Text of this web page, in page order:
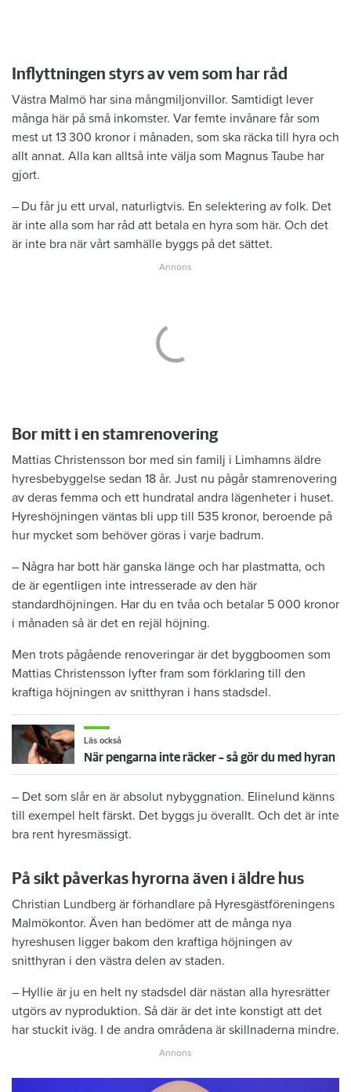
Inflyttningen styrs av vem som har råd
Västra Malmö har sina mångmiljonvillor. Samtidigt lever
många här på små inkomster. Var femte invånare får som
mest ut 13 300 kronor i månaden, som ska räcka till hyra och
allt annat. Alla kan alltså inte välja som Magnus Taube har
gjort.
– Du får ju ett urval, naturligtvis. En selektering av folk. Det
är inte alla som har råd att betala en hyra som här. Och det
är inte bra när vårt samhälle byggs på det sättet.
Bor mitt i en stamrenovering
Mattias Christensson bor med sin familj i Limhamns äldre
hyresbebyggelse sedan 18 år. Just nu pågår stamrenovering
av deras femma och ett hundratal andra lägenheter i huset.
Hyreshöjningen väntas bli upp till 535 kronor, beroende på
hur mycket som behöver göras i varje badrum.
– Några har bott här ganska länge och har plastmatta, och
de är egentligen inte intresserade av den här
standardhöjningen. Har du en tvåa och betalar 5 000 kronor
i månaden så är det en rejäl höjning.
Men trots pågående renoveringar är det byggboomen som
Mattias Christensson lyfter fram som förklaring till den
kraftiga höjningen av snitthyran i hans stadsdel.
Läs också
När pengarna inte räcker – så gör du med hyran
– Det som slår en är absolut nybyggnation. Elinelund känns
till exempel helt färskt. Det byggs ju överallt. Och det är inte
bra rent hyresmässigt.
På sikt påverkas hyrorna även i äldre hus
Christian Lundberg är förhandlare på Hyresgästföreningens
Malmökontor. Även han bedömer att de många nya
hyreshusen ligger bakom den kraftiga höjningen av
snitthyran i den västra delen av staden.
– Hyllie är ju en helt ny stadsdel där nästan alla hyresrätter
utgörs av nyproduktion. Så där är det inte konstigt att det
har stuckit iväg. I de andra områdena är skillnaderna mindre.